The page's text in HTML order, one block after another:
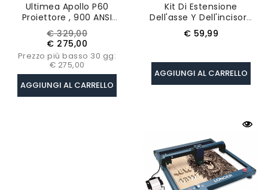
Ultimea Apollo P60
Proiettore , 900 ANSI
Lumen, 1080P Nativo,
Supporto 4K, Autofocus E
6D Auto-Keystones,
Bluetooth 5.3
Prezzo
base
€ 329,00Prezzo
€ 275,00
Prezzo più basso 30 gg:
€ 275,00
AGGIUNGI AL CARRELLO
Kit Di Estensione
Dell'asse Y Dell'incisore
Laser LONGER RAY5
Prezzo
€ 59,99
AGGIUNGI AL CARRELLO